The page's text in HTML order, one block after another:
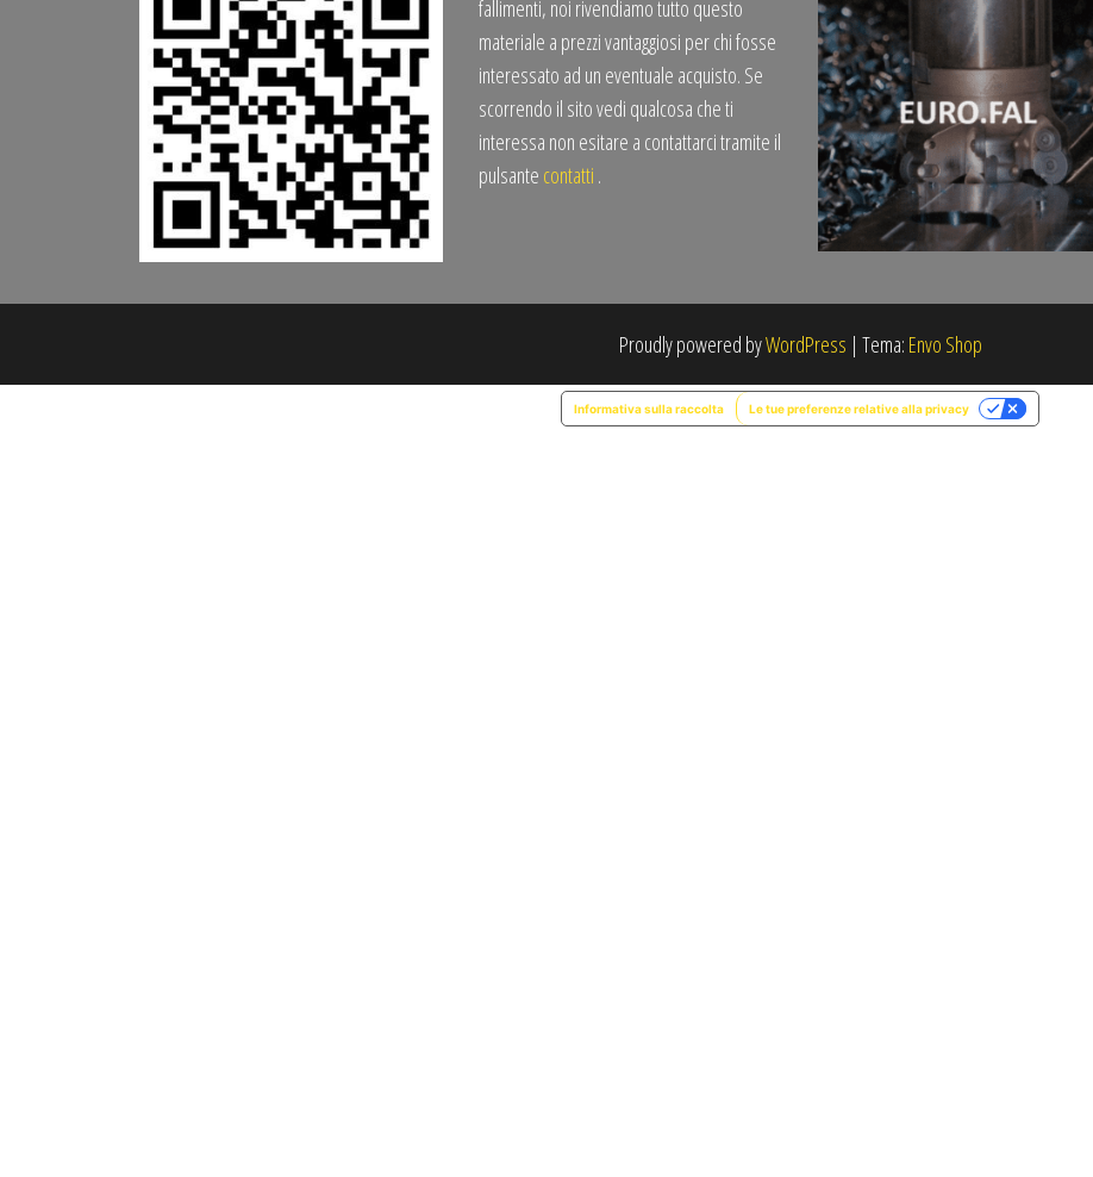
fallimenti, noi rivendiamo tutto questo
materiale a prezzi vantaggiosi per chi fosse
interessato ad un eventuale acquisto. Se
scorrendo il sito vedi qualcosa che ti
interessa non esitare a contattarci tramite il
pulsante contatti .
Proudly powered byWordPress | Tema: Envo Shop
Informativa sulla raccolta Le tue preferenze relative alla privacy